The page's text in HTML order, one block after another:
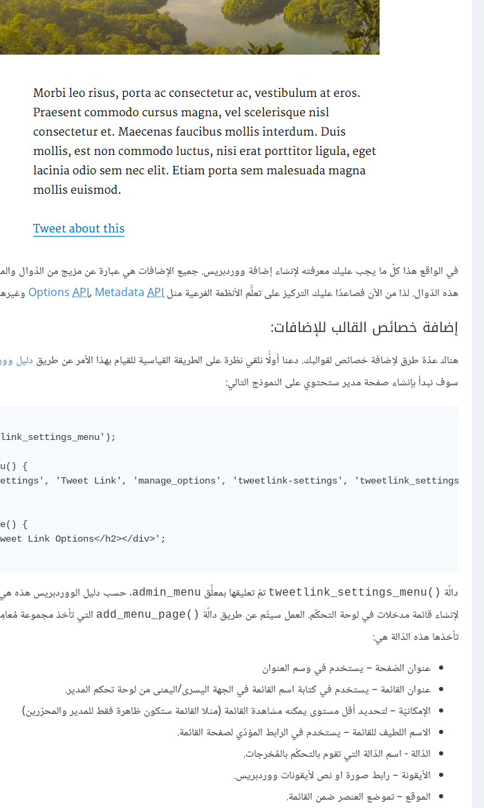
في الواقع هذا كلّ ما يجب عليك معرفته لإنشاء إضافة ووردبريس. جميع الإضافات هي عبارة عن مزيج من الدّوال
هذه الدّوال. لذا من الآن فصاعدًا عليك التركيز على تعلُّم الأنظمة الفرعية مثل
OptionsAPI, MetadataAPI
إضافة خصائص القالب للإضافات:
هناك عدّة طرق لإضافة خصائص لقوالبك. دعنا أولًّا نلقي نظرة على الطريقة القياسية للقيام بهذا الأمر عن طريق دليل
سوف نبدأ بإنشاء صفحة مدير ستحتوي على النموذج التالي:
{
'Tweet Link', 'manage_options', 'tweetlink-settings',
{
Link Options</h2></div>';
دالّة ()tweetlink_settings_menu تمّ تعليقها بمعلِّق admin_menu. حسب دليل الووردبريس هذه
لإنشاء قائمة مدخلات في لوحة التحكّم. العمل سيتّم عن طريق دالّة ()add_menu_page
التي تأخذ مجموعة
تأخذها هذه الدّالة هي:
عنوان الصّفحة – يستخدم في وسم العنوان
عنوان القائمة – يستخدم في كتابة اسم القائمة في الجهة اليسرى/اليمنى من لوحة تحكم المدير.
الإمكانيّة – لتحديد أقل مستوى يمكنه مشاهدة القائمة (مثلا القائمة ستكون ظاهرة فقط للمدير والمحرّرين)
الاسم اللطيف للقائمة – يستخدم في الرابط المؤدّي لصفحة القائمة.
الدّالة - اسم الدّالة التي تقوم بالتحكّم بالمُخرجات.
الأيقونة – رابط صورة او نص لأيقونات ووردبريس.
الموقع – تموضع العنصر ضمن القائمة.